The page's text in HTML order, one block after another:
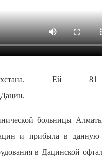
больницы
и прибыла в данную
в Дацинской